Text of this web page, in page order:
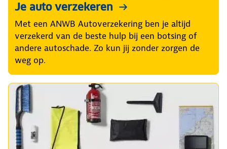
Je auto verzekeren
Met een ANWB Autoverzekering ben je altijd
verzekerd van de beste hulp bij een botsing of
andere autoschade. Zo kun jij zonder zorgen de
weg op.